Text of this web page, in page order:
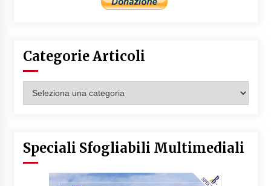
Categorie Articoli
Articoli
Speciali Sfogliabili Multimediali